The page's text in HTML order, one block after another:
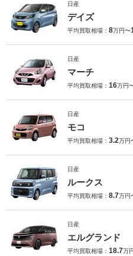
日産
デイズ
平均買取相場： 8万円〜
日産
マーチ
平均買取相場： 16万円
日産
モコ
平均買取相場： 3.2万円
日産
ルークス
平均買取相場： 8.7万円
日産
エルグランド
平均買取相場： 18.7万